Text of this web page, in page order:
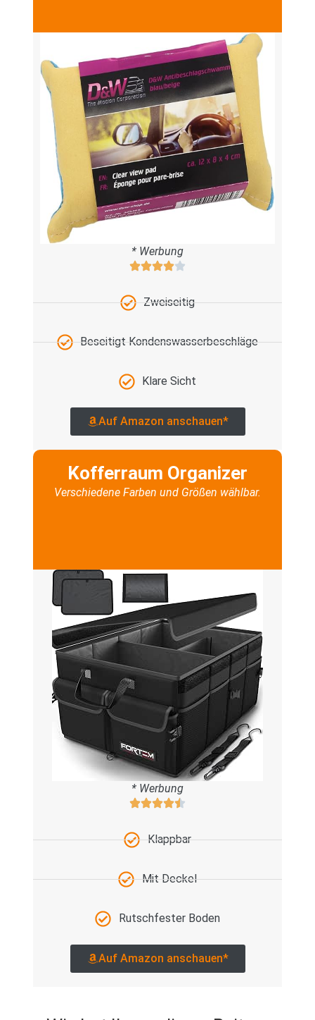
* Werbung
Zweiseitig
Beseitigt Kondenswasserbeschläge
Klare Sicht
Auf Amazon anschauen*
Kofferraum Organizer
Verschiedene Farben und Größen wählbar.
* Werbung
Klappbar
Mit Deckel
Rutschfester Boden
Auf Amazon anschauen*